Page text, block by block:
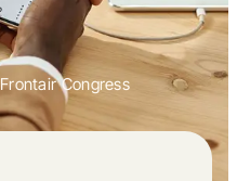
Frontair Congress